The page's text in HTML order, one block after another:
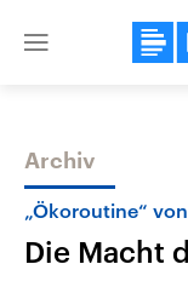
Close
Themen
Archiv
„Ökoroutine“
Die Macht